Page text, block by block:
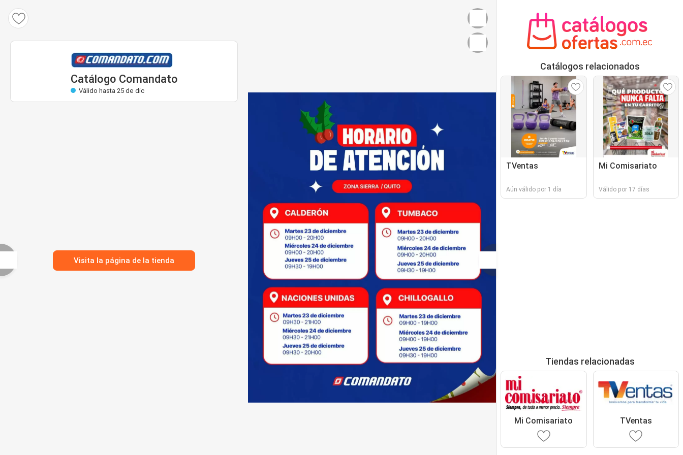
Catálogo Comandato
Válido hasta 25 de dic
Visita la página de la tienda
Catálogos relacionados
TVentas
Aún válido por 1 día
Mi Comisariato
Válido por 17 días
Tiendas relacionadas
Mi Comisariato TVentas